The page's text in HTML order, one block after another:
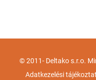
© 2011- Deltako s.r.o.
Adatkezelési